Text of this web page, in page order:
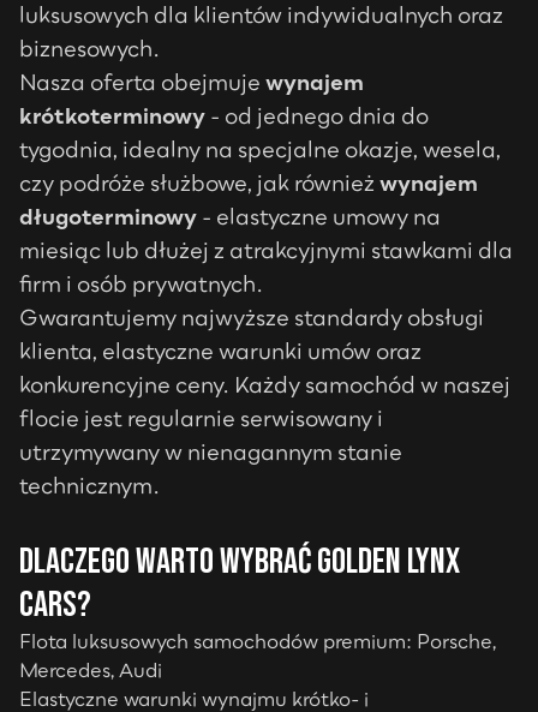
luksusowych dla klientów indywidualnych oraz
biznesowych.
Nasza oferta obejmuje wynajem
krótkoterminowy - od jednego dnia do
tygodnia, idealny na specjalne okazje, wesela,
czy podróże służbowe, jak również wynajem
długoterminowy - elastyczne umowy na
miesiąc lub dłużej z atrakcyjnymi stawkami dla
firm i osób prywatnych.
Gwarantujemy najwyższe standardy obsługi
klienta, elastyczne warunki umów oraz
konkurencyjne ceny. Każdy samochód w naszej
flocie jest regularnie serwisowany i
utrzymywany w nienagannym stanie
technicznym.
Dlaczego warto wybrać Golden Lynx
Cars?
Flota luksusowych samochodów premium: Porsche,
Mercedes, Audi
Elastyczne warunki wynajmu krótko- i